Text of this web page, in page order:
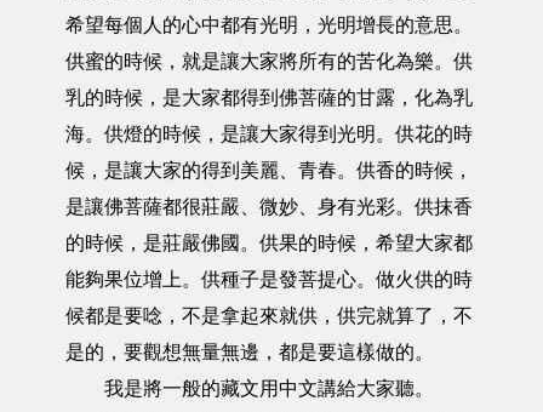
希望每個人的心中都有光明，光明增長的意思。
供蜜的時候，就是讓大家將所有的苦化為樂。供
乳的時候，是大家都得到佛菩薩的甘露，化為乳
海。供燈的時候，是讓大家得到光明。供花的時
候，是讓大家的得到美麗、青春。供香的時候，
是讓佛菩薩都很莊嚴、微妙、身有光彩。供抹香
的時候，是莊嚴佛國。供果的時候，希望大家都
能夠果位增上。供種子是發菩提心。做火供的時
候都是要唸，不是拿起來就供，供完就算了，不
是的，要觀想無量無邊，都是要這樣做的。
我是將一般的藏文用中文講給大家聽。